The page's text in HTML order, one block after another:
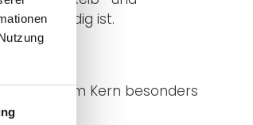
notwendig ist.
zähem Kern besonders